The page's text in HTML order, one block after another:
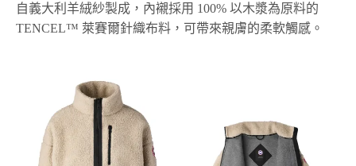
自義大利羊絨紗製成，內襯採用 100% 以木漿為原料的
TENCEL™ 萊賽爾針織布料，可帶來親膚的柔軟觸感。